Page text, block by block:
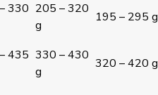
330 205 – 320
g
195 – 295 g
435 330 – 430
g
320 – 420 g